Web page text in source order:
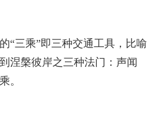
“三乘”即三种交通工具，比喻
涅槃彼岸之三种法门：声闻
。